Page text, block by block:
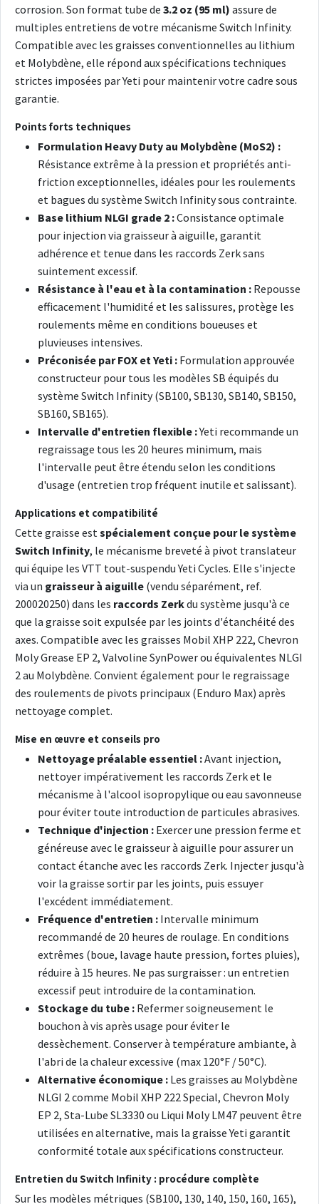
corrosion. Son format tube de 3.2 oz (95 ml) assure de
multiples entretiens de votre mécanisme Switch Infinity.
Compatible avec les graisses conventionnelles au lithium
et Molybdène, elle répond aux spécifications techniques
strictes imposées par Yeti pour maintenir votre cadre sous
garantie.
Points forts techniques
Formulation Heavy Duty au Molybdène (MoS2) :
Résistance extrême à la pression et propriétés anti-
friction exceptionnelles, idéales pour les roulements
et bagues du système Switch Infinity sous contrainte.
Base lithium NLGI grade 2 :Consistance optimale
pour injection via graisseur à aiguille, garantit
adhérence et tenue dans les raccords Zerk sans
suintement excessif.
Résistance à l'eau et à la contamination : Repousse
efficacement l'humidité et les salissures, protège les
roulements même en conditions boueuses et
pluvieuses intensives.
Préconisée par FOX et Yeti : Formulation approuvée
constructeur pour tous les modèles SB équipés du
système Switch Infinity (SB100, SB130, SB140, SB150,
SB160, SB165).
Intervalle d'entretien flexible :Yeti recommande un
regraissage tous les 20 heures minimum, mais
l'intervalle peut être étendu selon les conditions
d'usage (entretien trop fréquent inutile et salissant).
Applications et compatibilité
Cette graisse estspécialement conçue pour le système
Switch Infinity, le mécanisme breveté à pivot translateur
qui équipe les VTT tout-suspendu Yeti Cycles. Elle s'injecte
via un graisseur à aiguille (vendu séparément, ref.
200020250) dans les raccords Zerkdu système jusqu'à ce
que la graisse soit expulsée par les joints d'étanchéité des
axes. Compatible avec les graisses Mobil XHP 222, Chevron
Moly Grease EP 2, Valvoline SynPower ou équivalentes NLGI
2 au Molybdène. Convient également pour le regraissage
des roulements de pivots principaux (Enduro Max) après
nettoyage complet.
Mise en œuvre et conseils pro
Nettoyage préalable essentiel :Avant injection,
nettoyer impérativement les raccords Zerk et le
mécanisme à l'alcool isopropylique ou eau savonneuse
pour éviter toute introduction de particules abrasives.
Technique d'injection : Exercer une pression ferme et
généreuse avec le graisseur à aiguille pour assurer un
contact étanche avec les raccords Zerk. Injecter jusqu'à
voir la graisse sortir par les joints, puis essuyer
l'excédent immédiatement.
Fréquence d'entretien : Intervalle minimum
recommandé de 20 heures de roulage. En conditions
extrêmes (boue, lavage haute pression, fortes pluies),
réduire à 15 heures. Ne pas surgraisser : un entretien
excessif peut introduire de la contamination.
Stockage du tube : Refermer soigneusement le
bouchon à vis après usage pour éviter le
dessèchement. Conserver à température ambiante, à
l'abri de la chaleur excessive (max 120°F / 50°C).
Alternative économique : Les graisses au Molybdène
NLGI 2 comme Mobil XHP 222 Special, Chevron Moly
EP 2, Sta-Lube SL3330 ou Liqui Moly LM47 peuvent être
utilisées en alternative, mais la graisse Yeti garantit
conformité totale aux spécifications constructeur.
Entretien du Switch Infinity : procédure complète
Sur les modèles métriques (SB100, 130, 140, 150, 160, 165),